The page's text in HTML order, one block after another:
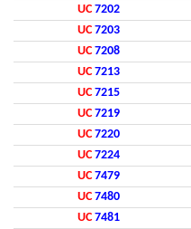
UC 7202
UC 7203
UC 7208
UC 7213
UC 7215
UC 7219
UC 7220
UC 7224
UC 7479
UC 7480
UC 7481